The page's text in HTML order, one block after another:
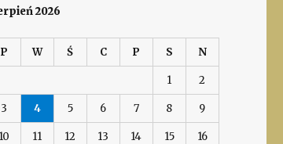
2026
P W Ś C P S N
1 2
3 4 5 6 7 8 9
10 11 12 13 14 15 16